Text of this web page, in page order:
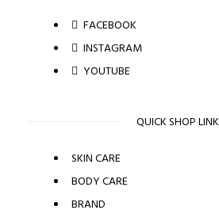
FACEBOOK
INSTAGRAM
YOUTUBE
QUICK SHOP LINK
SKIN CARE
BODY CARE
BRAND